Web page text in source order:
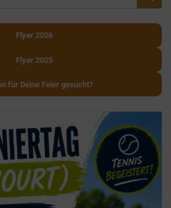
Flyer 2026
Flyer 2025
für Deine Feier gesucht?